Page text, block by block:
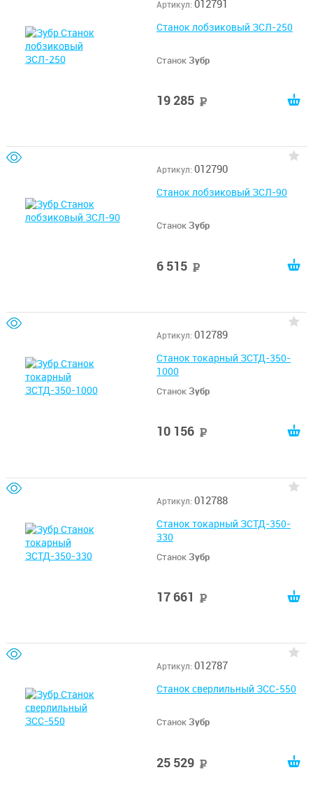
Артикул: 012791
Станок лобзиковый ЗСЛ-250
СтанокЗубр
19 285
Артикул: 012790
Станок лобзиковый ЗСЛ-90
СтанокЗубр
6 515
Артикул: 012789
Станок токарный ЗСТД-350-
1000
СтанокЗубр
10 156
Артикул: 012788
Станок токарный ЗСТД-350-
330
СтанокЗубр
17 661
Артикул: 012787
Станок сверлильный ЗСС-550
СтанокЗубр
25 529